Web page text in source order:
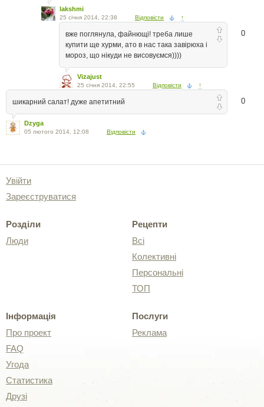
lakshmi
25 січня 2014, 22:38 Відповісти ↑
0
вже поглянула, файнющі! треба лише
купити ще хурми, ато в нас така завірюха і
мороз, що нікуди не висовуємся))))
Vizajust
25 січня 2014, 22:55 Відповісти ↑
0
шикарний салат! дуже апетитний
Dzyga
05 лютого 2014, 12:08 Відповісти
Увійти
Зареєструватися
Розділи
Люди
Рецепти
Всі
Колективні
Персональні
ТОП
Інформація
Про проект
FAQ
Угода
Статистика
Друзі
Послуги
Реклама